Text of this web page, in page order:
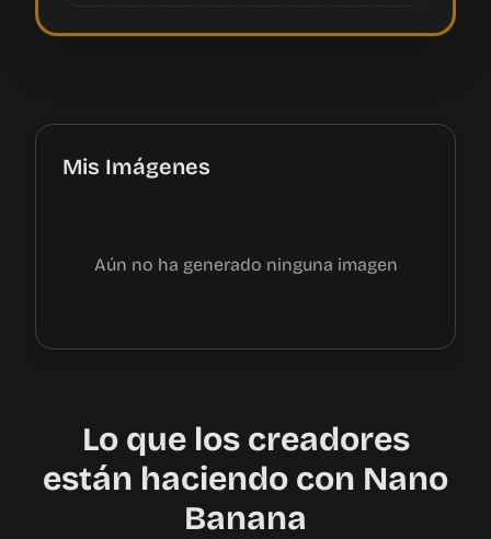
Mis Imágenes
Aún no ha generado ninguna imagen
Lo que los creadores
están haciendo con Nano
Banana